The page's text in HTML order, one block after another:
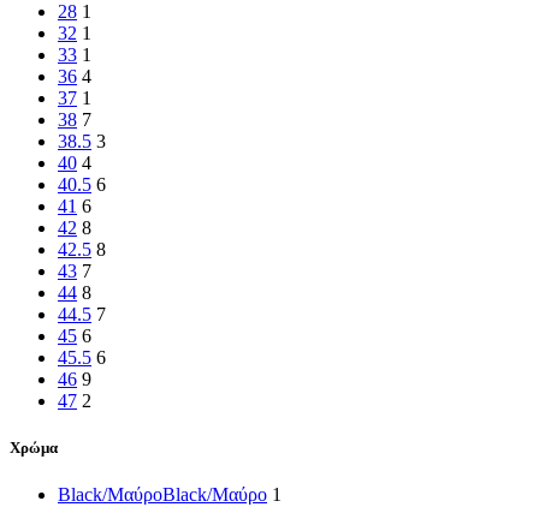
28 1
32 1
33 1
36 4
37 1
38 7
38.5 3
40 4
40.5 6
41 6
42 8
42.5 8
43 7
44 8
44.5 7
45 6
45.5 6
46 9
47 2
Χρώμα
Black/ΜαύροBlack/Μαύρο 1